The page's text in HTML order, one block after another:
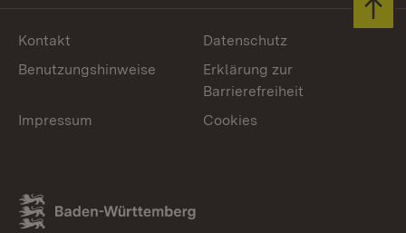
Link zum Landesportal
Kontakt
Datenschutz
Benutzungshinweise
Erklärung zur
Barrierefreiheit
Impressum
Cookies